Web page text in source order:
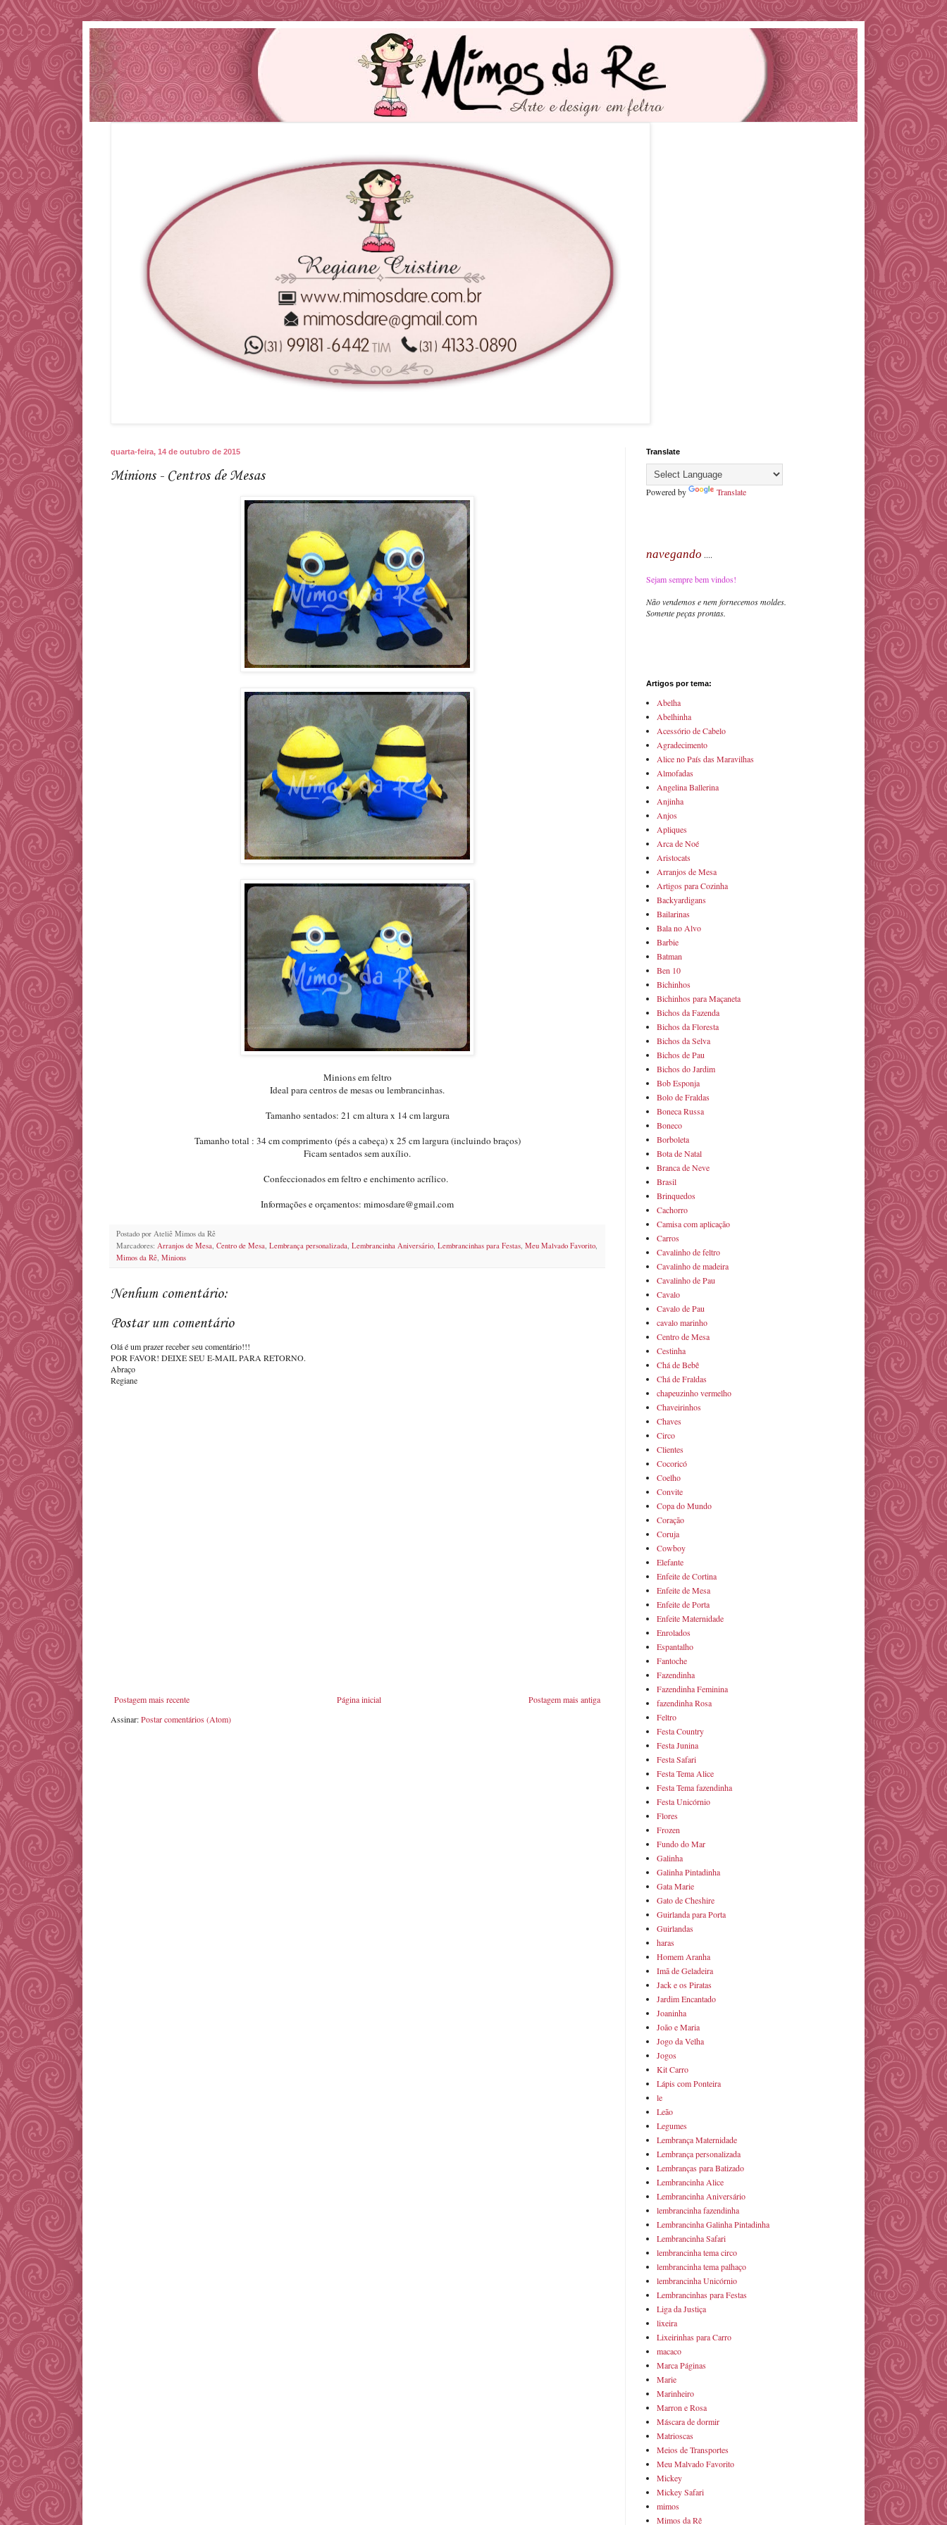
quarta-feira, 14 de outubro de 2015
Minions - Centros de Mesas
Minions em feltro
Ideal para centros de mesas ou lembrancinhas.
Tamanho sentados: 21 cm altura x 14 cm largura
Tamanho total : 34 cm comprimento (pés a cabeça) x 25 cm largura (incluindo braços)
Ficam sentados sem auxílio.
Confeccionados em feltro e enchimento acrílico.
Informações e orçamentos: mimosdare@gmail.com
Postado por Ateliê Mimos da Rê
Marcadores: Arranjos de Mesa Centro de Mesa Lembrança personalizada Lembrancinha Aniversário Lembrancinhas para Festas Meu Malvado Favorito
Mimos da Rê Minions
Nenhum comentário:
Postar um comentário
Olá é um prazer receber seu comentário!!!
POR FAVOR! DEIXE SEU E-MAIL PARA RETORNO.
Abraço
Regiane
Postagem mais recente Postagem mais antiga
Página inicial
Assinar:Postar comentários (Atom)
Translate
Powered by Translate
navegando ....
Sejam sempre bem vindos!
Não vendemos e nem fornecemos moldes.
Somente peças prontas.
Artigos por tema:
Abelha
Abelhinha
Acessório de Cabelo
Agradecimento
Alice no País das Maravilhas
Almofadas
Angelina Ballerina
Anjinha
Anjos
Apliques
Arca de Noé
Aristocats
Arranjos de Mesa
Artigos para Cozinha
Backyardigans
Bailarinas
Bala no Alvo
Barbie
Batman
Ben 10
Bichinhos
Bichinhos para Maçaneta
Bichos da Fazenda
Bichos da Floresta
Bichos da Selva
Bichos de Pau
Bichos do Jardim
Bob Esponja
Bolo de Fraldas
Boneca Russa
Boneco
Borboleta
Bota de Natal
Branca de Neve
Brasil
Brinquedos
Cachorro
Camisa com aplicação
Carros
Cavalinho de feltro
Cavalinho de madeira
Cavalinho de Pau
Cavalo
Cavalo de Pau
cavalo marinho
Centro de Mesa
Cestinha
Chá de Bebê
Chá de Fraldas
chapeuzinho vermelho
Chaveirinhos
Chaves
Circo
Clientes
Cocoricó
Coelho
Convite
Copa do Mundo
Coração
Coruja
Cowboy
Elefante
Enfeite de Cortina
Enfeite de Mesa
Enfeite de Porta
Enfeite Maternidade
Enrolados
Espantalho
Fantoche
Fazendinha
Fazendinha Feminina
fazendinha Rosa
Feltro
Festa Country
Festa Junina
Festa Safari
Festa Tema Alice
Festa Tema fazendinha
Festa Unicórnio
Flores
Frozen
Fundo do Mar
Galinha
Galinha Pintadinha
Gata Marie
Gato de Cheshire
Guirlanda para Porta
Guirlandas
haras
Homem Aranha
Imã de Geladeira
Jack e os Piratas
Jardim Encantado
Joaninha
João e Maria
Jogo da Velha
Jogos
Kit Carro
Lápis com Ponteira
le
Leão
Legumes
Lembrança Maternidade
Lembrança personalizada
Lembranças para Batizado
Lembrancinha Alice
Lembrancinha Aniversário
lembrancinha fazendinha
Lembrancinha Galinha Pintadinha
Lembrancinha Safari
lembrancinha tema circo
lembrancinha tema palhaço
lembrancinha Unicórnio
Lembrancinhas para Festas
Liga da Justiça
lixeira
Lixeirinhas para Carro
macaco
Marca Páginas
Marie
Marinheiro
Marron e Rosa
Máscara de dormir
Matrioscas
Meios de Transportes
Meu Malvado Favorito
Mickey
Mickey Safari
mimos
Mimos da Rê